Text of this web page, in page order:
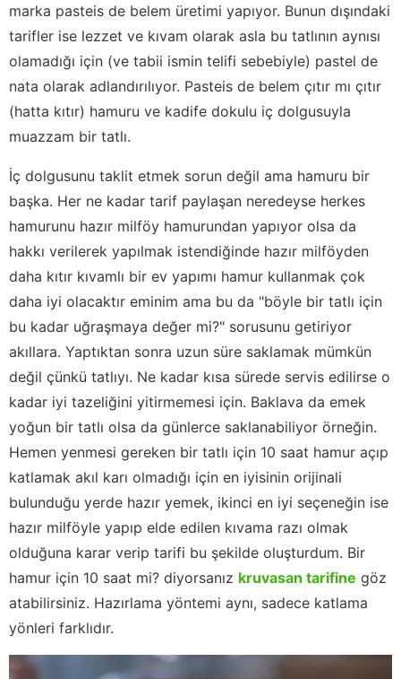
marka pasteis de belem üretimi yapıyor. Bunun dışındaki
tarifler ise lezzet ve kıvam olarak asla bu tatlının aynısı
olamadığı için (ve tabii ismin telifi sebebiyle) pastel de
nata olarak adlandırılıyor. Pasteis de belem çıtır mı çıtır
(hatta kıtır) hamuru ve kadife dokulu iç dolgusuyla
muazzam bir tatlı.
İç dolgusunu taklit etmek sorun değil ama hamuru bir
başka. Her ne kadar tarif paylaşan neredeyse herkes
hamurunu hazır milföy hamurundan yapıyor olsa da
hakkı verilerek yapılmak istendiğinde hazır milföyden
daha kıtır kıvamlı bir ev yapımı hamur kullanmak çok
daha iyi olacaktır eminim ama bu da "böyle bir tatlı için
bu kadar uğraşmaya değer mi?" sorusunu getiriyor
akıllara. Yaptıktan sonra uzun süre saklamak mümkün
değil çünkü tatlıyı. Ne kadar kısa sürede servis edilirse o
kadar iyi tazeliğini yitirmemesi için. Baklava da emek
yoğun bir tatlı olsa da günlerce saklanabiliyor örneğin.
Hemen yenmesi gereken bir tatlı için 10 saat hamur açıp
katlamak akıl karı olmadığı için en iyisinin orijinali
bulunduğu yerde hazır yemek, ikinci en iyi seçeneğin ise
hazır milföyle yapıp elde edilen kıvama razı olmak
olduğuna karar verip tarifi bu şekilde oluşturdum. Bir
hamur için 10 saat mi? diyorsanız kruvasan tarifine göz
atabilirsiniz. Hazırlama yöntemi aynı, sadece katlama
yönleri farklıdır.